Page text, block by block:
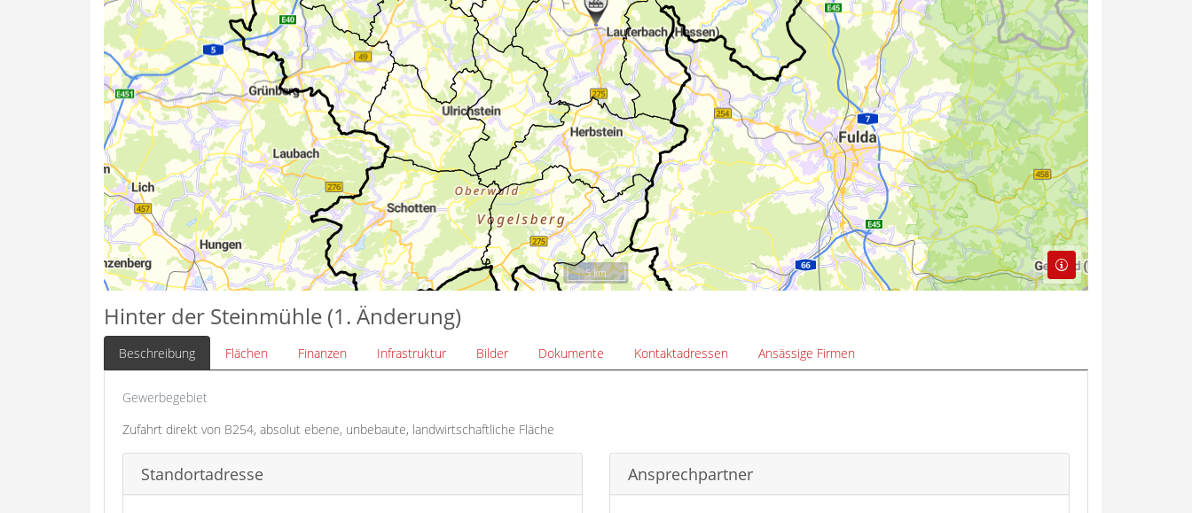
5 km
Hinter der Steinmühle (1. Änderung)
Beschreibung Flächen Finanzen Infrastruktur Bilder Dokumente Kontaktadressen Ansässige Firmen
Gewerbegebiet
Zufahrt direkt von B254, absolut ebene, unbebaute, landwirtschaftliche Fläche
Standortadresse Ansprechpartner